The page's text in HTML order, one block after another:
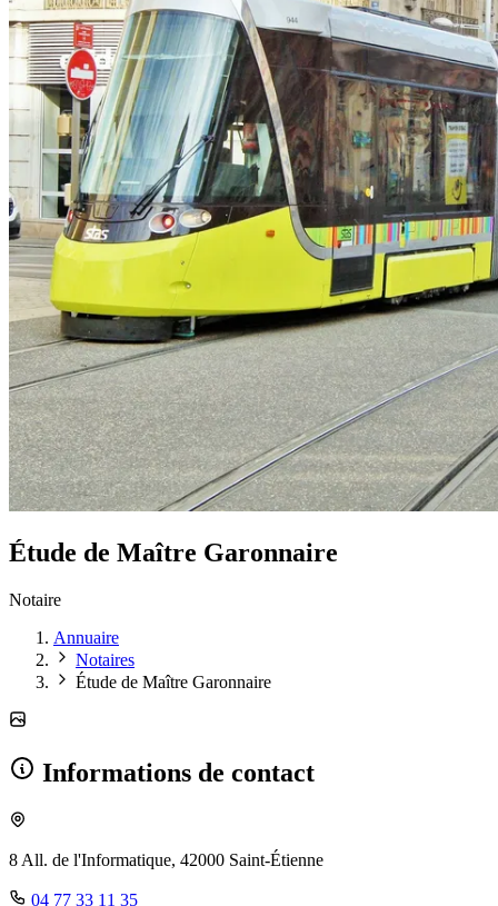
Étude de Maître Garonnaire
Notaire
Annuaire
Notaires
Étude de Maître Garonnaire
Informations de contact
8 All. de l'Informatique, 42000 Saint-Étienne
04 77 33 11 35